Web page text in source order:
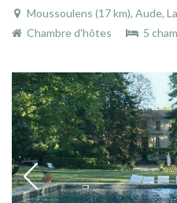
Moussoulens (17 km), Aude,
Chambre d'hôtes
5